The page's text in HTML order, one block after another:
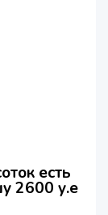
есть
2600 у.е